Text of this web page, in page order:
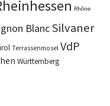
Rhône
BlancSilvaner
Terrassenmosel VdP
Württemberg